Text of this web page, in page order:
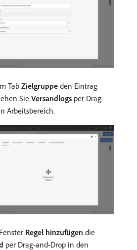
Tab Zielgruppe den Eintrag
Sie Versandlogs per Drag-
Arbeitsbereich.
Regel hinzufügen die
per Drag-and-Drop in den